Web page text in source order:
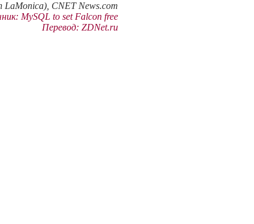
CNET News.com
MySQL to set Falcon free
Перевод: ZDNet.ru